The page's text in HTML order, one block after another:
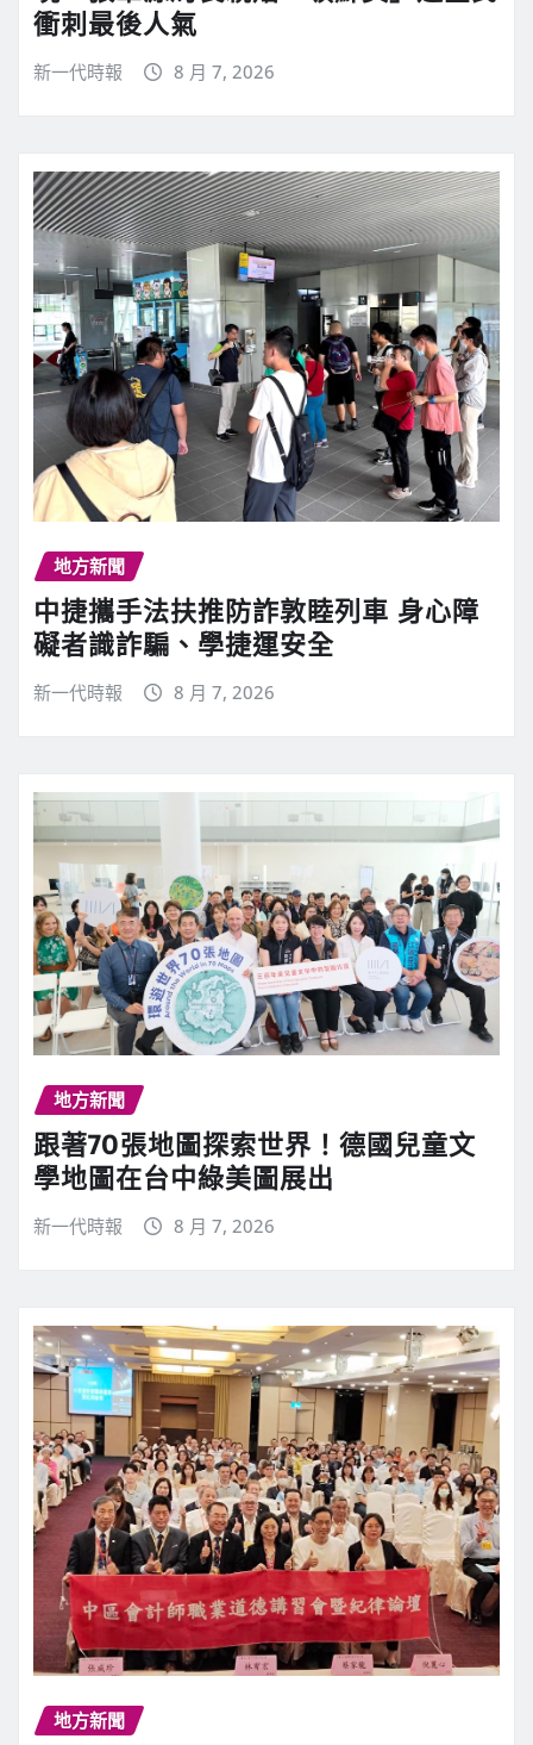
衝刺最後人氣
新一代時報 8 月 7, 2026
地方新聞
中捷攜手法扶推防詐敦睦列車 身心障
礙者識詐騙、學捷運安全
新一代時報 8 月 7, 2026
地方新聞
跟著70張地圖探索世界！德國兒童文
學地圖在台中綠美圖展出
新一代時報 8 月 7, 2026
地方新聞